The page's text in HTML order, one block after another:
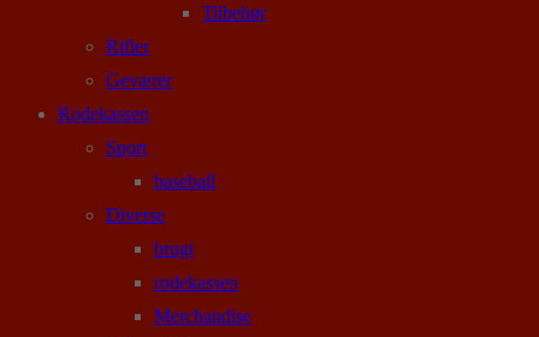
Tilbehør
Rifler
Geværer
Rodekassen
Sport
baseball
Diverse
brugt
rodekassen
Merchandise